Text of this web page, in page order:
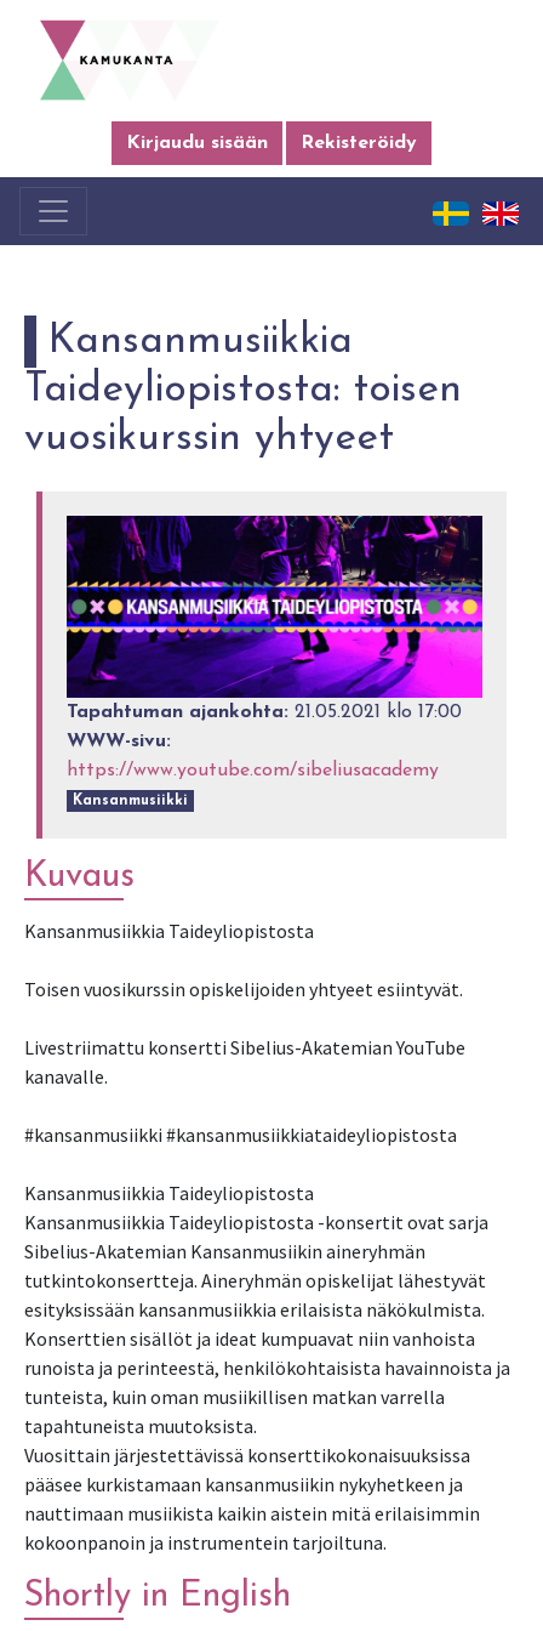
Kirjaudu sisään Rekisteröidy
Kansanmusiikkia
Taideyliopistosta: toisen
vuosikurssin yhtyeet
Tapahtuman ajankohta: 21.05.2021 klo 17:00
WWW-sivu:
https://www.youtube.com/sibeliusacademy
Kansanmusiikki
Kuvaus
Kansanmusiikkia Taideyliopistosta
Toisen vuosikurssin opiskelijoiden yhtyeet esiintyvät.
Livestriimattu konsertti Sibelius-Akatemian YouTube
kanavalle.
#kansanmusiikki #kansanmusiikkiataideyliopistosta
Kansanmusiikkia Taideyliopistosta
Kansanmusiikkia Taideyliopistosta -konsertit ovat sarja
Sibelius-Akatemian Kansanmusiikin aineryhmän
tutkintokonsertteja. Aineryhmän opiskelijat lähestyvät
esityksissään kansanmusiikkia erilaisista näkökulmista.
Konserttien sisällöt ja ideat kumpuavat niin vanhoista
runoista ja perinteestä, henkilökohtaisista havainnoista ja
tunteista, kuin oman musiikillisen matkan varrella
tapahtuneista muutoksista.
Vuosittain järjestettävissä konserttikokonaisuuksissa
pääsee kurkistamaan kansanmusiikin nykyhetkeen ja
nauttimaan musiikista kaikin aistein mitä erilaisimmin
kokoonpanoin ja instrumentein tarjoiltuna.
Shortly in English